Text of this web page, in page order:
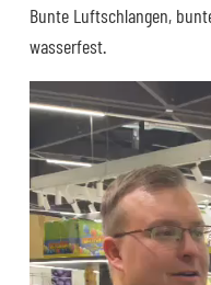
Bunte Luftschlangen,
wasserfest.
Video-